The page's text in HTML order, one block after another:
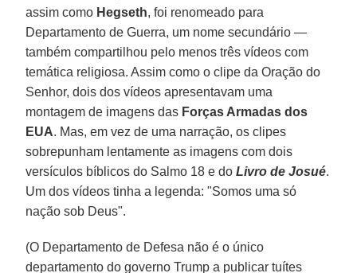
assim como Hegseth, foi renomeado para
Departamento de Guerra, um nome secundário —
também compartilhou pelo menos três vídeos com
temática religiosa. Assim como o clipe da Oração do
Senhor, dois dos vídeos apresentavam uma
montagem de imagens das Forças Armadas dos
EUA. Mas, em vez de uma narração, os clipes
sobrepunham lentamente as imagens com dois
versículos bíblicos do Salmo 18 e doLivro de Josué.
Um dos vídeos tinha a legenda: "Somos uma só
nação sob Deus".
(O Departamento de Defesa não é o único
departamento do governo Trump a publicar tuítes